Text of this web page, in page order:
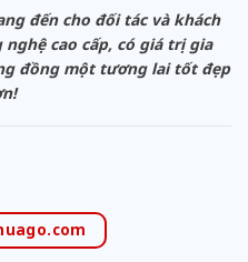
đến cho đối tác và khách
cao cấp, có giá trị gia
đồng một tương lai tốt đẹp